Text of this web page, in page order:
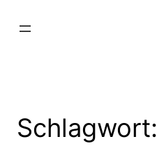
Schlagwort: